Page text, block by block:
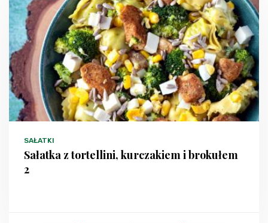
SAŁATKI
Sałatka z tortellini, kurczakiem i brokułem
2